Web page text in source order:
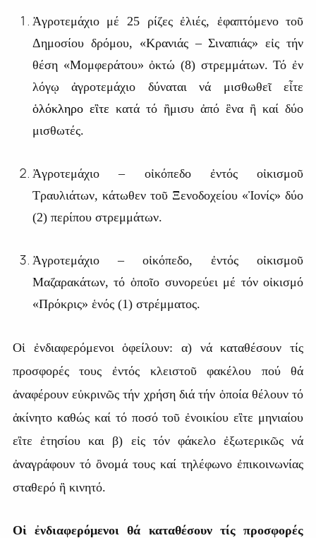
Ἀγροτεμάχιο μέ 25 ρίζες ἐλιές, ἐφαπτόμενο τοῦ
Δημοσίου δρόμου, «Κρανιάς – Σιναπιάς» εἰς τήν
θέση «Μομφεράτου» ὀκτώ (8) στρεμμάτων. Τό ἐν
λόγῳ ἀγροτεμάχιο δύναται νά μισθωθεῖ εἶτε
ὁλόκληρο εἲτε κατά τό ἢμισυ ἀπό ἓνα ἢ καί δύο
μισθωτές.
Ἀγροτεμάχιο – οἰκόπεδο ἐντός οἰκισμοῦ
Τραυλιάτων, κάτωθεν τοῦ Ξενοδοχείου «Ἰονίς» δύο
(2) περίπου στρεμμάτων.
Ἀγροτεμάχιο – οἰκόπεδο, ἐντός οἰκισμοῦ
Μαζαρακάτων, τό ὁποῖο συνορεύει μέ τόν οἰκισμό
«Πρόκρις» ἑνός (1) στρέμματος.
Οἱ ἐνδιαφερόμενοι ὁφείλουν: α) νά καταθέσουν τίς
προσφορές τους ἐντός κλειστοῦ φακέλου πού θά
ἀναφέρουν εὐκρινῶς τήν χρήση διά τήν ὁποία θέλουν τό
ἀκίνητο καθώς καί τό ποσό τοῦ ἐνοικίου εἲτε μηνιαίου
εἲτε ἐτησίου και β) εἰς τόν φάκελο ἐξωτερικῶς νά
ἀναγράφουν τό ὂνομά τους καί τηλέφωνο ἐπικοινωνίας
σταθερό ἢ κινητό.
Οἱ ἐνδιαφερόμενοι θά καταθέσουν τίς προσφορές